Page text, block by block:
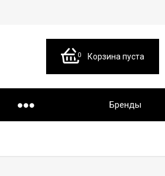
0 Корзина пуста
Бренды